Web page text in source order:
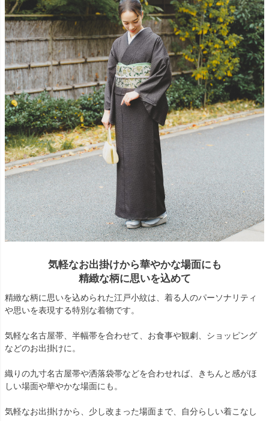
気軽なお出掛けから華やかな場面にも
精緻な柄に思いを込めて
精緻な柄に思いを込められた江戸小紋は、着る人のパーソナリティ
や思いを表現する特別な着物です。
気軽な名古屋帯、半幅帯を合わせて、お食事や観劇、ショッピング
などのお出掛けに。
織りの九寸名古屋帯や洒落袋帯などを合わせれば、きちんと感がほ
しい場面や華やかな場面にも。
気軽なお出掛けから、少し改まった場面まで、自分らしい着こなし